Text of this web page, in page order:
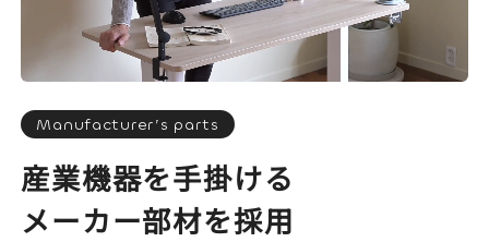
Manufacturer’s parts
産業機器を手掛ける
メーカー部材を採用